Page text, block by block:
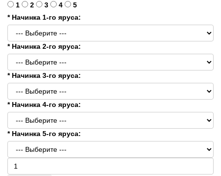
1
2 3 4
5
* Начинка 1-го яруса:
* Начинка 2-го яруса:
* Начинка 3-го яруса:
* Начинка 4-го яруса:
* Начинка 5-го яруса: